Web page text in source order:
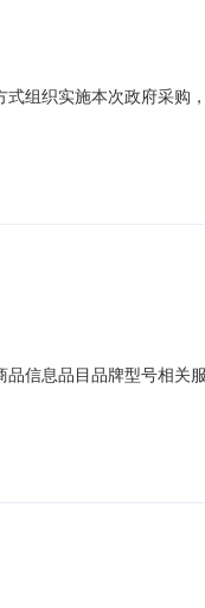
组织实施本次政府采购
（北京时间）：2023-08-1
信息品目品牌型号相关